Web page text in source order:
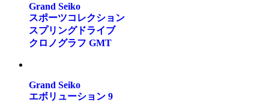
Grand Seiko
スポーツコレクション
スプリングドライブ
クロノグラフ GMT
Grand Seiko
エボリューション 9